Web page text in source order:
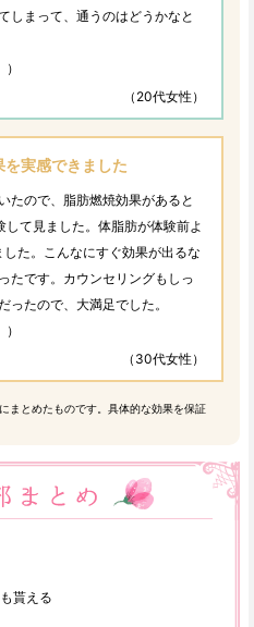
しまって、通うのはどうかなと
（20代女性）
実感できました
たので、脂肪燃焼効果があると
て見ました。体脂肪が体験前よ
た。こんなにすぐ効果が出るな
たです。カウンセリングもしっ
ったので、大満足でした。
（30代女性）
まとめたものです。具体的な効果を保証
貰える